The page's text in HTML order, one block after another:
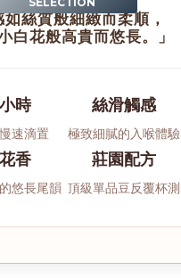
如絲質般細緻而柔順，
白花般高貴而悠長。」
時
速滴置
絲滑觸感
極致細膩的入喉體驗
香
悠長尾韻
莊園配方
頂級單品豆反覆杯測